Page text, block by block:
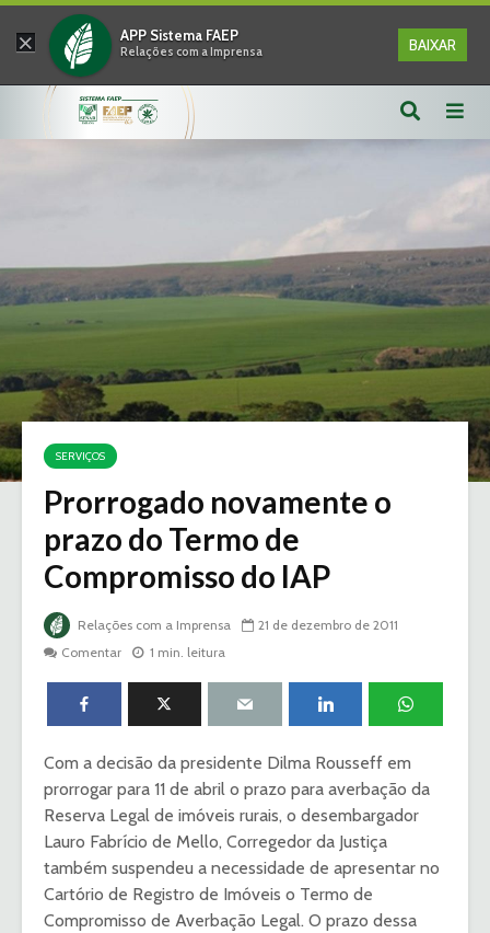
× APP Sistema FAEP
Relações com a Imprensa BAIXAR
SERVIÇOS
Prorrogado novamente o
prazo do Termo de
Compromisso do IAP
Relações com a Imprensa
21 de dezembro de 2011
Comentar
1 min. leitura
Com a decisão da presidente Dilma Rousseff em
prorrogar para 11 de abril o prazo para averbação da
Reserva Legal de imóveis rurais, o desembargador
Lauro Fabrício de Mello, Corregedor da Justiça
também suspendeu a necessidade de apresentar no
Cartório de Registro de Imóveis o Termo de
Compromisso de Averbação Legal. O prazo dessa